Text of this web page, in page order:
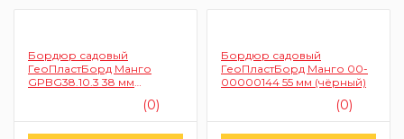
Бордюр садовый
ГеоПластБорд Манго
GPBG38.10.3 38 мм
(0)
Бордюр садовый
ГеоПластБорд Манго 00-
00000144 55 мм (чёрный)
(0)